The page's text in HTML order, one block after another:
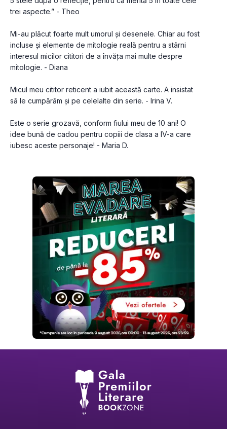
trei aspecte.” - Theo
Mi-au plăcut foarte mult umorul și desenele. Chiar au fost
incluse și elemente de mitologie reală pentru a stârni
interesul micilor cititori de a învăța mai multe despre
mitologie. - Diana
Micul meu cititor reticent a iubit această carte. A insistat
să le cumpărăm și pe celelalte din serie. - Irina V.
Este o serie grozavă, conform fiului meu de 10 ani! O
idee bună de cadou pentru copiii de clasa a IV-a care
iubesc aceste personaje! - Maria D.